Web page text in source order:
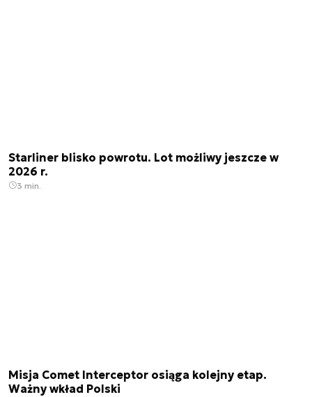
Starliner blisko powrotu. Lot możliwy jeszcze w
2026 r.
3 min.
Misja Comet Interceptor osiąga kolejny etap.
Ważny wkład Polski